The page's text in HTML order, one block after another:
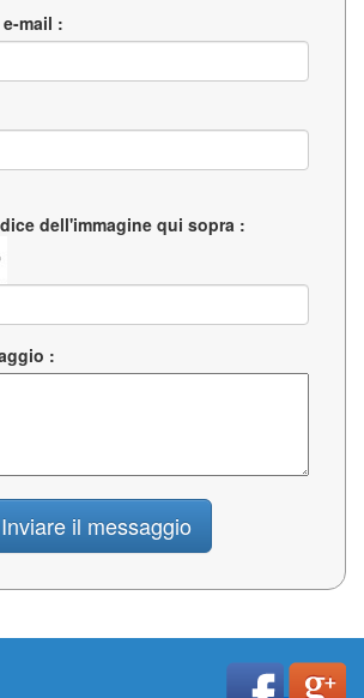
mail :
dell'immagine qui sopra :
: